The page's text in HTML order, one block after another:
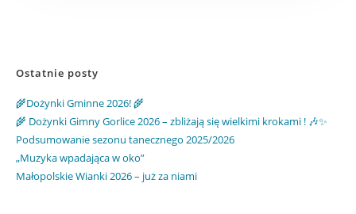
Ostatnie posty
🌾Dożynki Gminne 2026! 🌾
🌾 Dożynki Gimny Gorlice 2026 – zbliżają się wielkimi krokami ! 🎶✨
Podsumowanie sezonu tanecznego 2025/2026
„Muzyka wpadająca w oko”
Małopolskie Wianki 2026 – już za niami